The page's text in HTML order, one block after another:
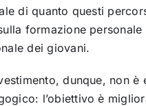
di quanto questi
formazione personale
dei giovani.
dunque, non è
l’obiettivo è